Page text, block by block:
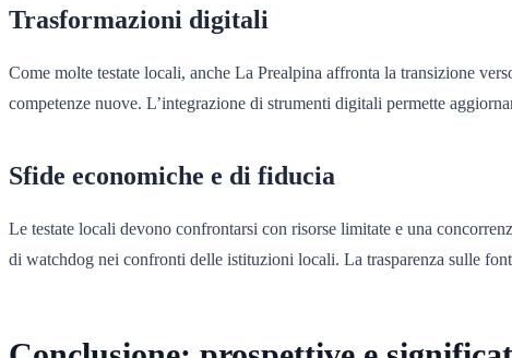
Trasformazioni digitali
Come molte testate locali, anche La Prealpina affronta la transizione
competenze nuove. L’integrazione di strumenti digitali permette
Sfide economiche e di fiducia
Le testate locali devono confrontarsi con risorse limitate e una
di watchdog nei confronti delle istituzioni locali. La trasparenza sulle